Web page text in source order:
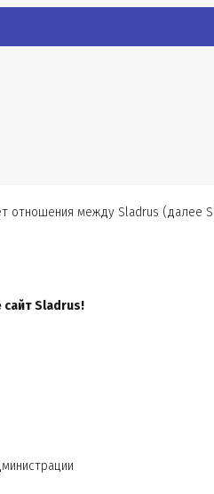
между Sladrus (далее
сайт Sladrus!